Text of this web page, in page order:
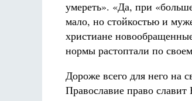
умереть». «Да, при
мало, но стойкостью и
христиане
нормы растоптали по
Дороже всего для него на
Православие право